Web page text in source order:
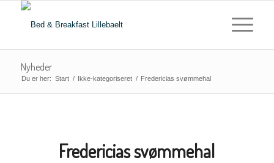
Nyheder
Du er her: Start / Ikke-kategoriseret / Fredericias svømmehal
Fredericias svømmehal